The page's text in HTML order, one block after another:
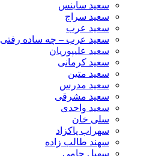
سعید ساینس
سعید سراج
سعید عرب
سعید عرب – چه ساده رفتی
سعید علیپوریان
سعید کرمانی
سعید متین
سعید مدرس
سعید مشرقی
سعید واحدی
سلی خان
سهراب پاکزاد
سهند طالب زاده
سهیل جامی